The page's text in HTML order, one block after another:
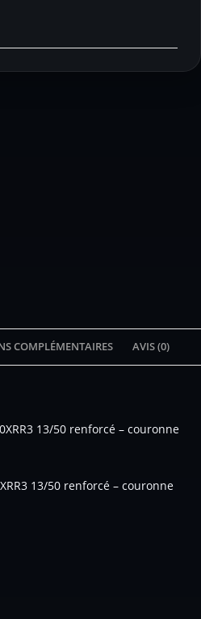
COMPLÉMENTAIRES AVIS (0)
13/50 renforcé – couronne
13/50 renforcé – couronne